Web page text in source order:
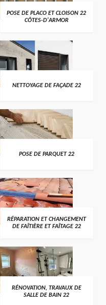
POSE DE PLACO ET CLOISON 22
CÔTES-D'ARMOR
NETTOYAGE DE FAÇADE 22
POSE DE PARQUET 22
RÉPARATION ET CHANGEMENT
DE FAÎTIÈRE ET FAÎTAGE 22
RÉNOVATION, TRAVAUX DE
SALLE DE BAIN 22